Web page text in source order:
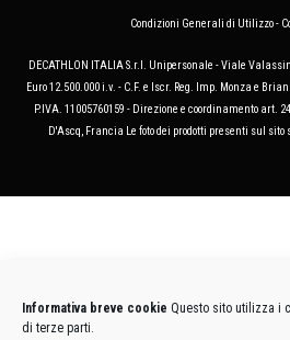
Informativa breve cookie Questo sito utilizza i
di terze parti.
Condizioni Generali di Utilizzo-
DECATHLON ITALIA S.r.l. Unipersonale - Viale
Euro 12.500.000 i.v. - C.F. e Iscr. Reg. Imp. Monza e
P.IVA. 11005760159 - Direzione e coordinamento art.
D'Ascq, Francia Le foto dei prodotti presenti sul